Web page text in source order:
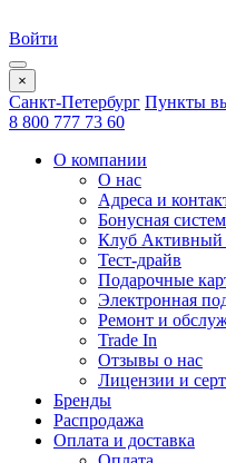
Войти
×
Санкт-Петербург Пункты
8 800 777 73 60
О компании
О нас
Адреса и
Бонусная
Клуб
Тест-драйв
Подарочные
Электронная
Ремонт и
Trade In
Отзывы о нас
Лицензии и
Бренды
Распродажа
Оплата и доставка